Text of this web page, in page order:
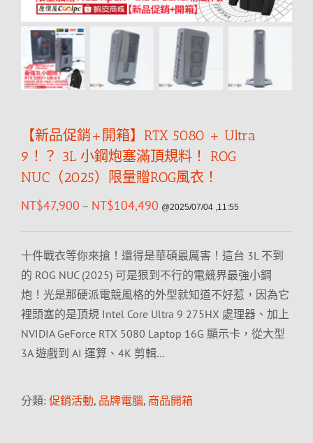
【新品促銷+開箱】RTX 5080 + Ultra
9！？ 3L 小鋼炮塞滿頂規料！ ROG
NUC（2025）限量贈ROG風衣！
NT$47,900 – NT$104,490 @2025/07/04 ,11:55
十件戰衣等你來搶！還得是華碩最厲害！這台 3L 不到
的 ROG NUC (2025) 可是狠到不行的電競界最強小鋼
炮！光是那硬派電競風格的外型就知道不好惹，因為它
裡頭塞的是頂規 Intel Core Ultra 9 275HX 處理器、加上
NVIDIA GeForce RTX 5080 Laptop 16G 顯示卡，從大型
3A 遊戲到 AI 運算、4K 剪輯…
分類: 促銷活動, 品牌電腦, 商品開箱